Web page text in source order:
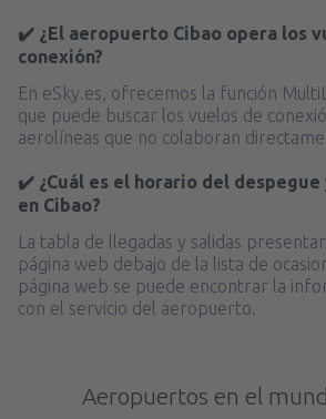
✔️ ¿El aeropuerto Cibao opera los
conexión?
En eSky.es, ofrecemos la función
que puede buscar los vuelos de
aerolíneas que no colaboran
✔️ ¿Cuál es el horario del
en Cibao?
La tabla de llegadas y salidas
página web debajo de la lista de
página web se puede encontrar la
con el servicio del aeropuerto.
Aeropuertos en el